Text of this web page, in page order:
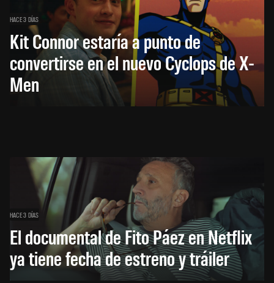
HACE 3 DÍAS
Kit Connor estaría a punto de
convertirse en el nuevo Cyclops de X-
Men
HACE 3 DÍAS
El documental de Fito Páez en Netflix
ya tiene fecha de estreno y tráiler